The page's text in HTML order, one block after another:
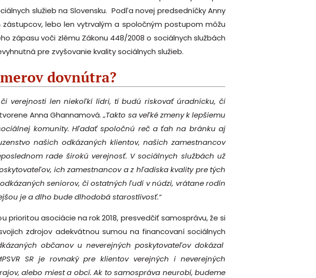
služieb na Slovensku. Podľa novej predsedníčky Anny
lebo len vytrvalým a spoločným postupom môžu
zápasu voči zlému Zákonu 448/2008 o sociálnych službách
pre zvyšovanie kvality sociálnych služieb.
dovnútra?
verejnosti len niekoľkí lídri, tí budú riskovať úradnícku, či
Anna Ghannamová.„Takto sa veľké zmeny k lepšiemu
komunity. Hľadať spoločnú reč a ťah na bránku aj
našich odkázaných klientov, našich zamestnancov
rade širokú verejnosť. V sociálnych službách už
ich zamestnancov a z hľadiska kvality pre tých
seniorov, či ostatných ľudí v núdzi, vrátane rodín
je a dlho bude dlhodobá starostlivosť.“
prioritou asociácie na rok 2018, presvedčiť samosprávu, že si
zdrojov adekvátnou sumou na financovaní sociálnych
občanov u neverejných poskytovateľov dokázal
SR je rovnaký pre klientov verejných i neverejných
alebo miest a obcí. Ak to samospráva neurobí, budeme